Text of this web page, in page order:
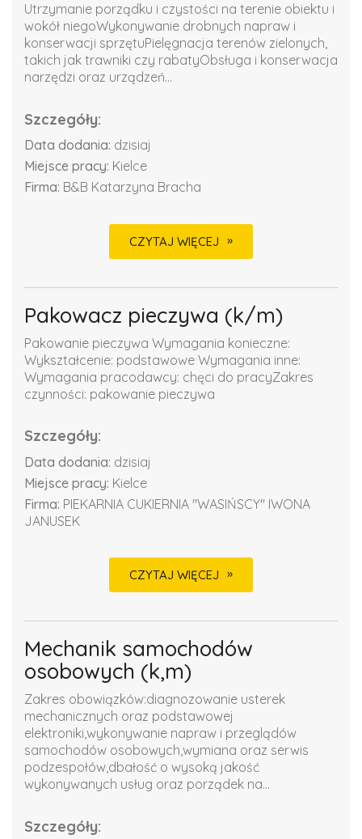
Utrzymanie porządku i czystości na terenie obiektu i
wokół niegoWykonywanie drobnych napraw i
konserwacji sprzętuPielęgnacja terenów zielonych,
takich jak trawniki czy rabatyObsługa i konserwacja
narzędzi oraz urządzeń...
Szczegóły:
Data dodania: dzisiaj
Miejsce pracy: Kielce
Firma: B&B Katarzyna Bracha
CZYTAJ WIĘCEJ
Pakowacz pieczywa (k/m)
Pakowanie pieczywa Wymagania konieczne:
Wykształcenie: podstawowe Wymagania inne:
Wymagania pracodawcy: chęci do pracyZakres
czynności: pakowanie pieczywa
Szczegóły:
Data dodania: dzisiaj
Miejsce pracy: Kielce
Firma: PIEKARNIA CUKIERNIA "WASIŃSCY" IWONA
JANUSEK
CZYTAJ WIĘCEJ
Mechanik samochodów
osobowych (k,m)
Zakres obowiązków:diagnozowanie usterek
mechanicznych oraz podstawowej
elektroniki,wykonywanie napraw i przeglądów
samochodów osobowych,wymiana oraz serwis
podzespołów,dbałość o wysoką jakość
wykonywanych usług oraz porządek na...
Szczegóły: